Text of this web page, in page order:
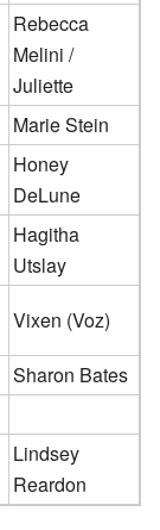
Rebecca
Melini /
Juliette
Marie Stein
Honey
DeLune
Hagitha
Utslay
Vixen (Voz)
Sharon Bates
Lindsey
Reardon